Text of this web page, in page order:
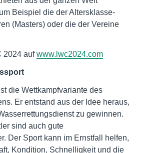
Beispiel die der Altersklasse-
(Masters) oder die der Vereine
2024 aufwww.lwc2024.com
die Wettkampfvariante des
Er entstand aus der Idee heraus,
zu gewinnen.
sind auch gute
Der Sport kann im Ernstfall helfen,
Kondition, Schnelligkeit und die